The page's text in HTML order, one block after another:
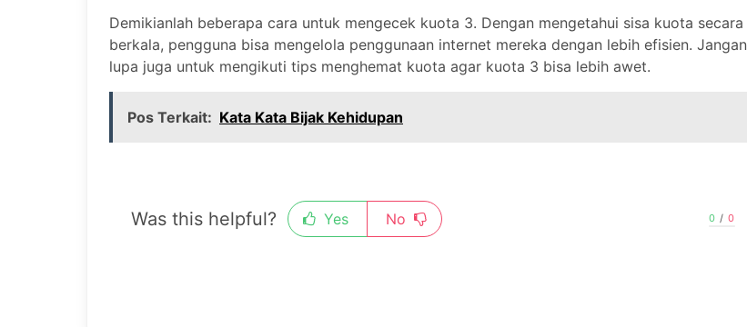
Demikianlah beberapa cara untuk mengecek kuota 3. Dengan mengetahui sisa kuota secara
berkala, pengguna bisa mengelola penggunaan internet mereka dengan lebih efisien. Jangan
lupa juga untuk mengikuti tips menghemat kuota agar kuota 3 bisa lebih awet.
Pos Terkait: Kata Kata Bijak Kehidupan
Was this helpful? Yes No 0 / 0